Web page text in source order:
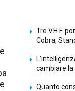
Tre V.H.F.
Cobra,
cambiare la
Quanto